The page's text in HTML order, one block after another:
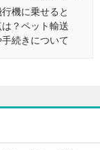
機に乗せると
？ペット輸送
続きについて